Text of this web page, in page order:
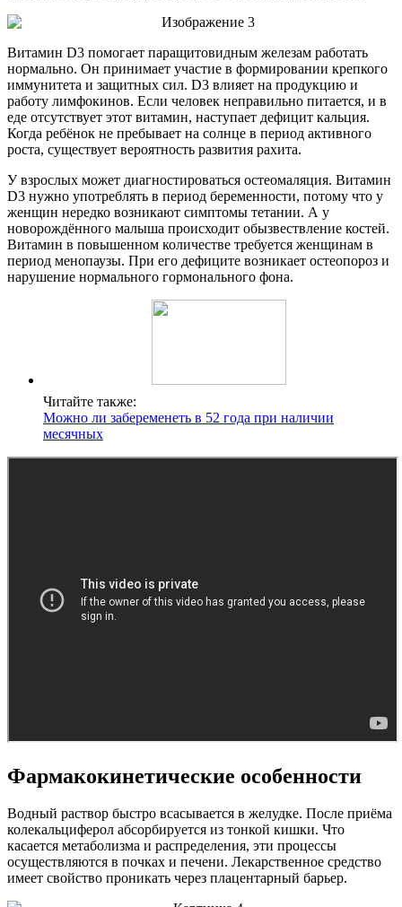
Витамин D3 помогает паращитовидным железам работать
нормально. Он принимает участие в формировании крепкого
иммунитета и защитных сил. D3 влияет на продукцию и
работу лимфокинов. Если человек неправильно питается, и в
еде отсутствует этот витамин, наступает дефицит кальция.
Когда ребёнок не пребывает на солнце в период активного
роста, существует вероятность развития рахита.
У взрослых может диагностироваться остеомаляция. Витамин
D3 нужно употреблять в период беременности, потому что у
женщин нередко возникают симптомы тетании. А у
новорождённого малыша происходит обызвествление костей.
Витамин в повышенном количестве требуется женщинам в
период менопаузы. При его дефиците возникает остеопороз и
нарушение нормального гормонального фона.
Читайте также:
Можно ли забеременеть в 52 года при наличии
месячных
Фармакокинетические особенности
Водный раствор быстро всасывается в желудке. После приёма
колекальциферол абсорбируется из тонкой кишки. Что
касается метаболизма и распределения, эти процессы
осуществляются в почках и печени. Лекарственное средство
имеет свойство проникать через плацентарный барьер.